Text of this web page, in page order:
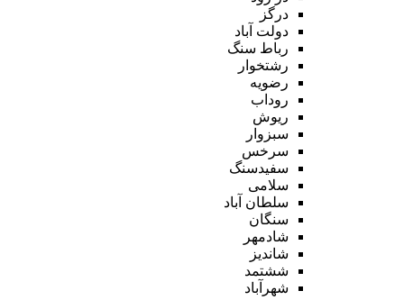
درگز
دولت آباد
رباط سنگ
رشتخوار
رضویه
روداب
ریوش
سبزوار
سرخس
سفیدسنگ
سلامی
سلطان آباد
سنگان
شادمهر
شاندیز
ششتمد
شهرآباد